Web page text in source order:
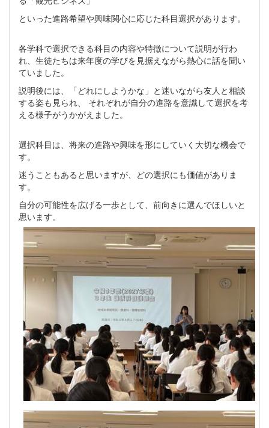
といった進路希望や興味関心に応じた科目選択があります。
各学科で選択できる科目の内容や特徴について説明が行わ
れ、生徒たちは来年度の学びを見据えながら熱心に話を聞い
ていました。
説明後には、「どれにしようかな」と迷いながら友人と相談
する姿も見られ、 それぞれが自分の進路を意識して選択を考
える様子がうかがえました。
選択科目は、将来の進路や興味を形にしていく大切な機会で
す。
迷うこともあると思いますが、どの選択にも価値がありま
す。
自分の可能性を広げる一歩として、前向きに選んでほしいと
思います。